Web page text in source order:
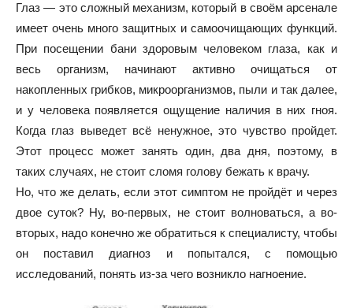
Глаз — это сложный механизм, который в своём арсенале
имеет очень много защитных и самоочищающих функций.
При посещении бани здоровым человеком глаза, как и
весь организм, начинают активно очищаться от
накопленных грибков, микроорганизмов, пыли и так далее,
и у человека появляется ощущение наличия в них гноя.
Когда глаз выведет всё ненужное, это чувство пройдет.
Этот процесс может занять один, два дня, поэтому, в
таких случаях, не стоит сломя голову бежать к врачу.
Но, что же делать, если этот симптом не пройдёт и через
двое суток? Ну, во-первых, не стоит волноваться, а во-
вторых, надо конечно же обратиться к специалисту, чтобы
он поставил диагноз и попытался, с помощью
исследований, понять из-за чего возникло нагноение.